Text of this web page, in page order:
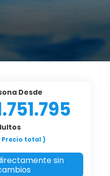
Desde
Precio total )
sin